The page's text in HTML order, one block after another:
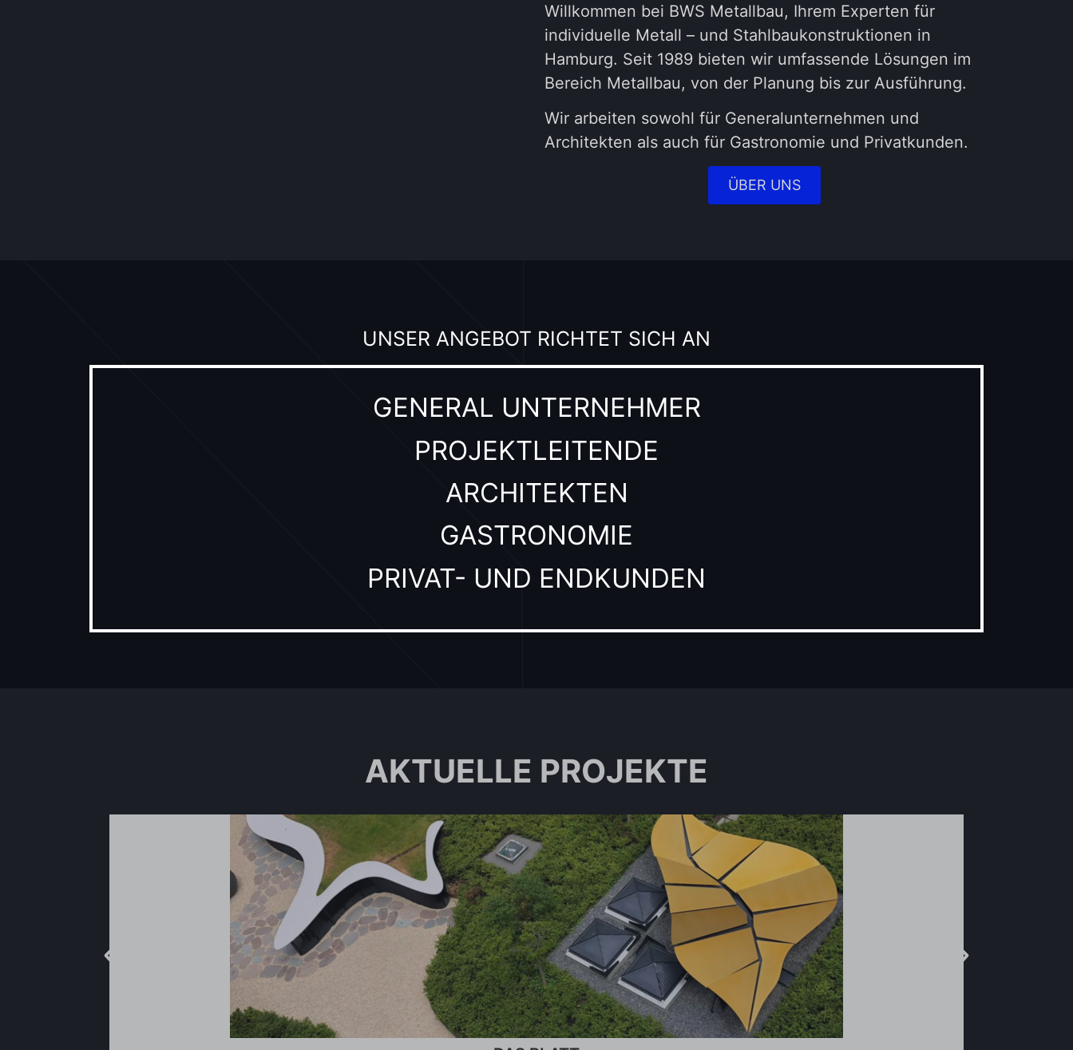
Willkommen bei BWS Metallbau, Ihrem Experten für
individuelle Metall – und Stahlbaukonstruktionen in
Hamburg. Seit 1989 bieten wir umfassende Lösungen im
Bereich Metallbau, von der Planung bis zur Ausführung.
Wir arbeiten sowohl für Generalunternehmen und
Architekten als auch für Gastronomie und Privatkunden.
ÜBER UNS
UNSER ANGEBOT RICHTET SICH AN
GENERAL UNTERNEHMER
PROJEKTLEITENDE
ARCHITEKTEN
GASTRONOMIE
PRIVAT- UND ENDKUNDEN
AKTUELLE PROJEKTE